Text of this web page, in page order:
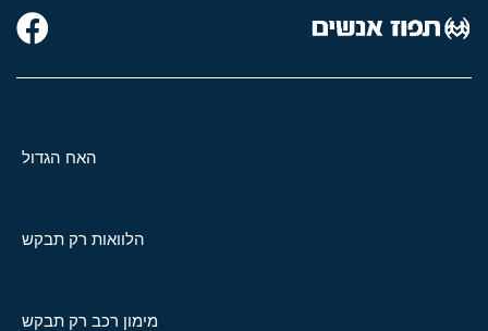
האח הגדול
הלוואות רק תבקש
מימון רכב רק תבקש